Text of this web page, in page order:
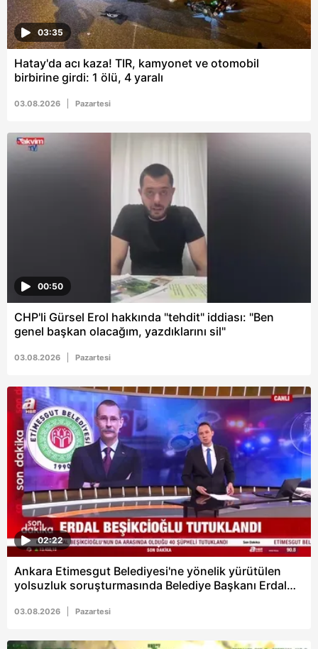
03:35
Hatay'da acı kaza! TIR, kamyonet ve otomobil
birbirine girdi: 1 ölü, 4 yaralı
03.08.2026 Pazartesi
00:50
CHP'li Gürsel Erol hakkında "tehdit" iddiası: "Ben
genel başkan olacağım, yazdıklarını sil"
03.08.2026 Pazartesi
02:22
Ankara Etimesgut Belediyesi'ne yönelik yürütülen
yolsuzluk soruşturmasında Belediye Başkanı Erdal
03.08.2026 Pazartesi